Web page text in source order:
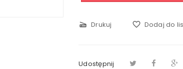
scanner Drukuj favorite_border Dodaj do
Udostępnij